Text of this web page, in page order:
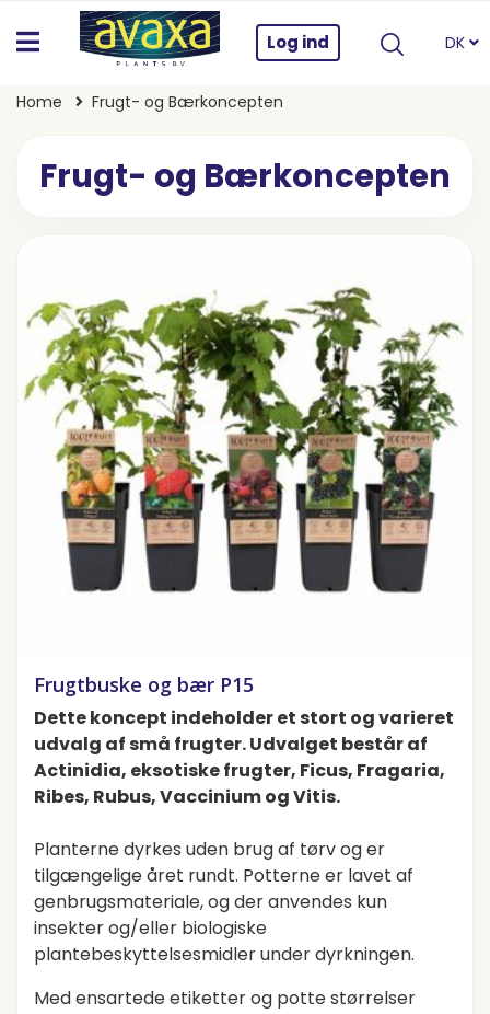
Log ind DK
Home Frugt- og Bærkoncepten
Frugt- og Bærkoncepten
Frugtbuske og bær P15
Dette koncept indeholder et stort og varieret
udvalg af små frugter. Udvalget består af
Actinidia, eksotiske frugter, Ficus, Fragaria,
Ribes, Rubus, Vaccinium og Vitis.
Planterne dyrkes uden brug af tørv og er
tilgængelige året rundt. Potterne er lavet af
genbrugsmateriale, og der anvendes kun
insekter og/eller biologiske
plantebeskyttelsesmidler under dyrkningen.
Med ensartede etiketter og potte størrelser